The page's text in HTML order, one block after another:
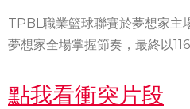
TPBL職業籃球聯賽於夢想家主
夢想家全場掌握節奏，最終以
點我看衝突片段